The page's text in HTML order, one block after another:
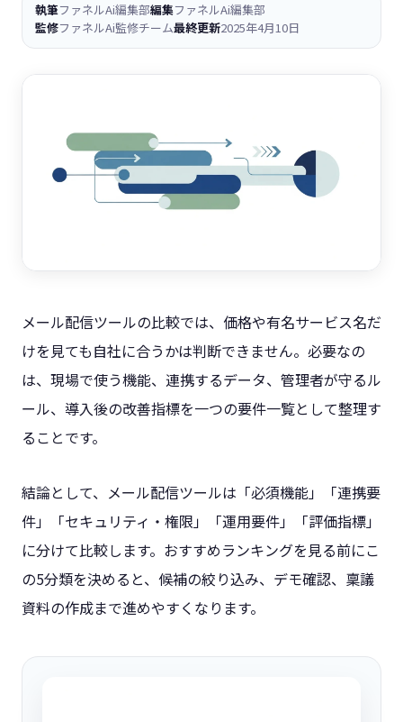
執筆ファネルAi編集部編集ファネルAi編集部
監修ファネルAi監修チーム最終更新2025年4月10日
メール配信ツールの比較では、価格や有名サービス名だ
けを見ても自社に合うかは判断できません。必要なの
は、現場で使う機能、連携するデータ、管理者が守るル
ール、導入後の改善指標を一つの要件一覧として整理す
ることです。
結論として、メール配信ツールは「必須機能」「連携要
件」「セキュリティ・権限」「運用要件」「評価指標」
に分けて比較します。おすすめランキングを見る前にこ
の5分類を決めると、候補の絞り込み、デモ確認、稟議
資料の作成まで進めやすくなります。